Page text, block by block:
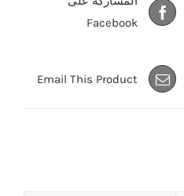
Facebook
Email This Product